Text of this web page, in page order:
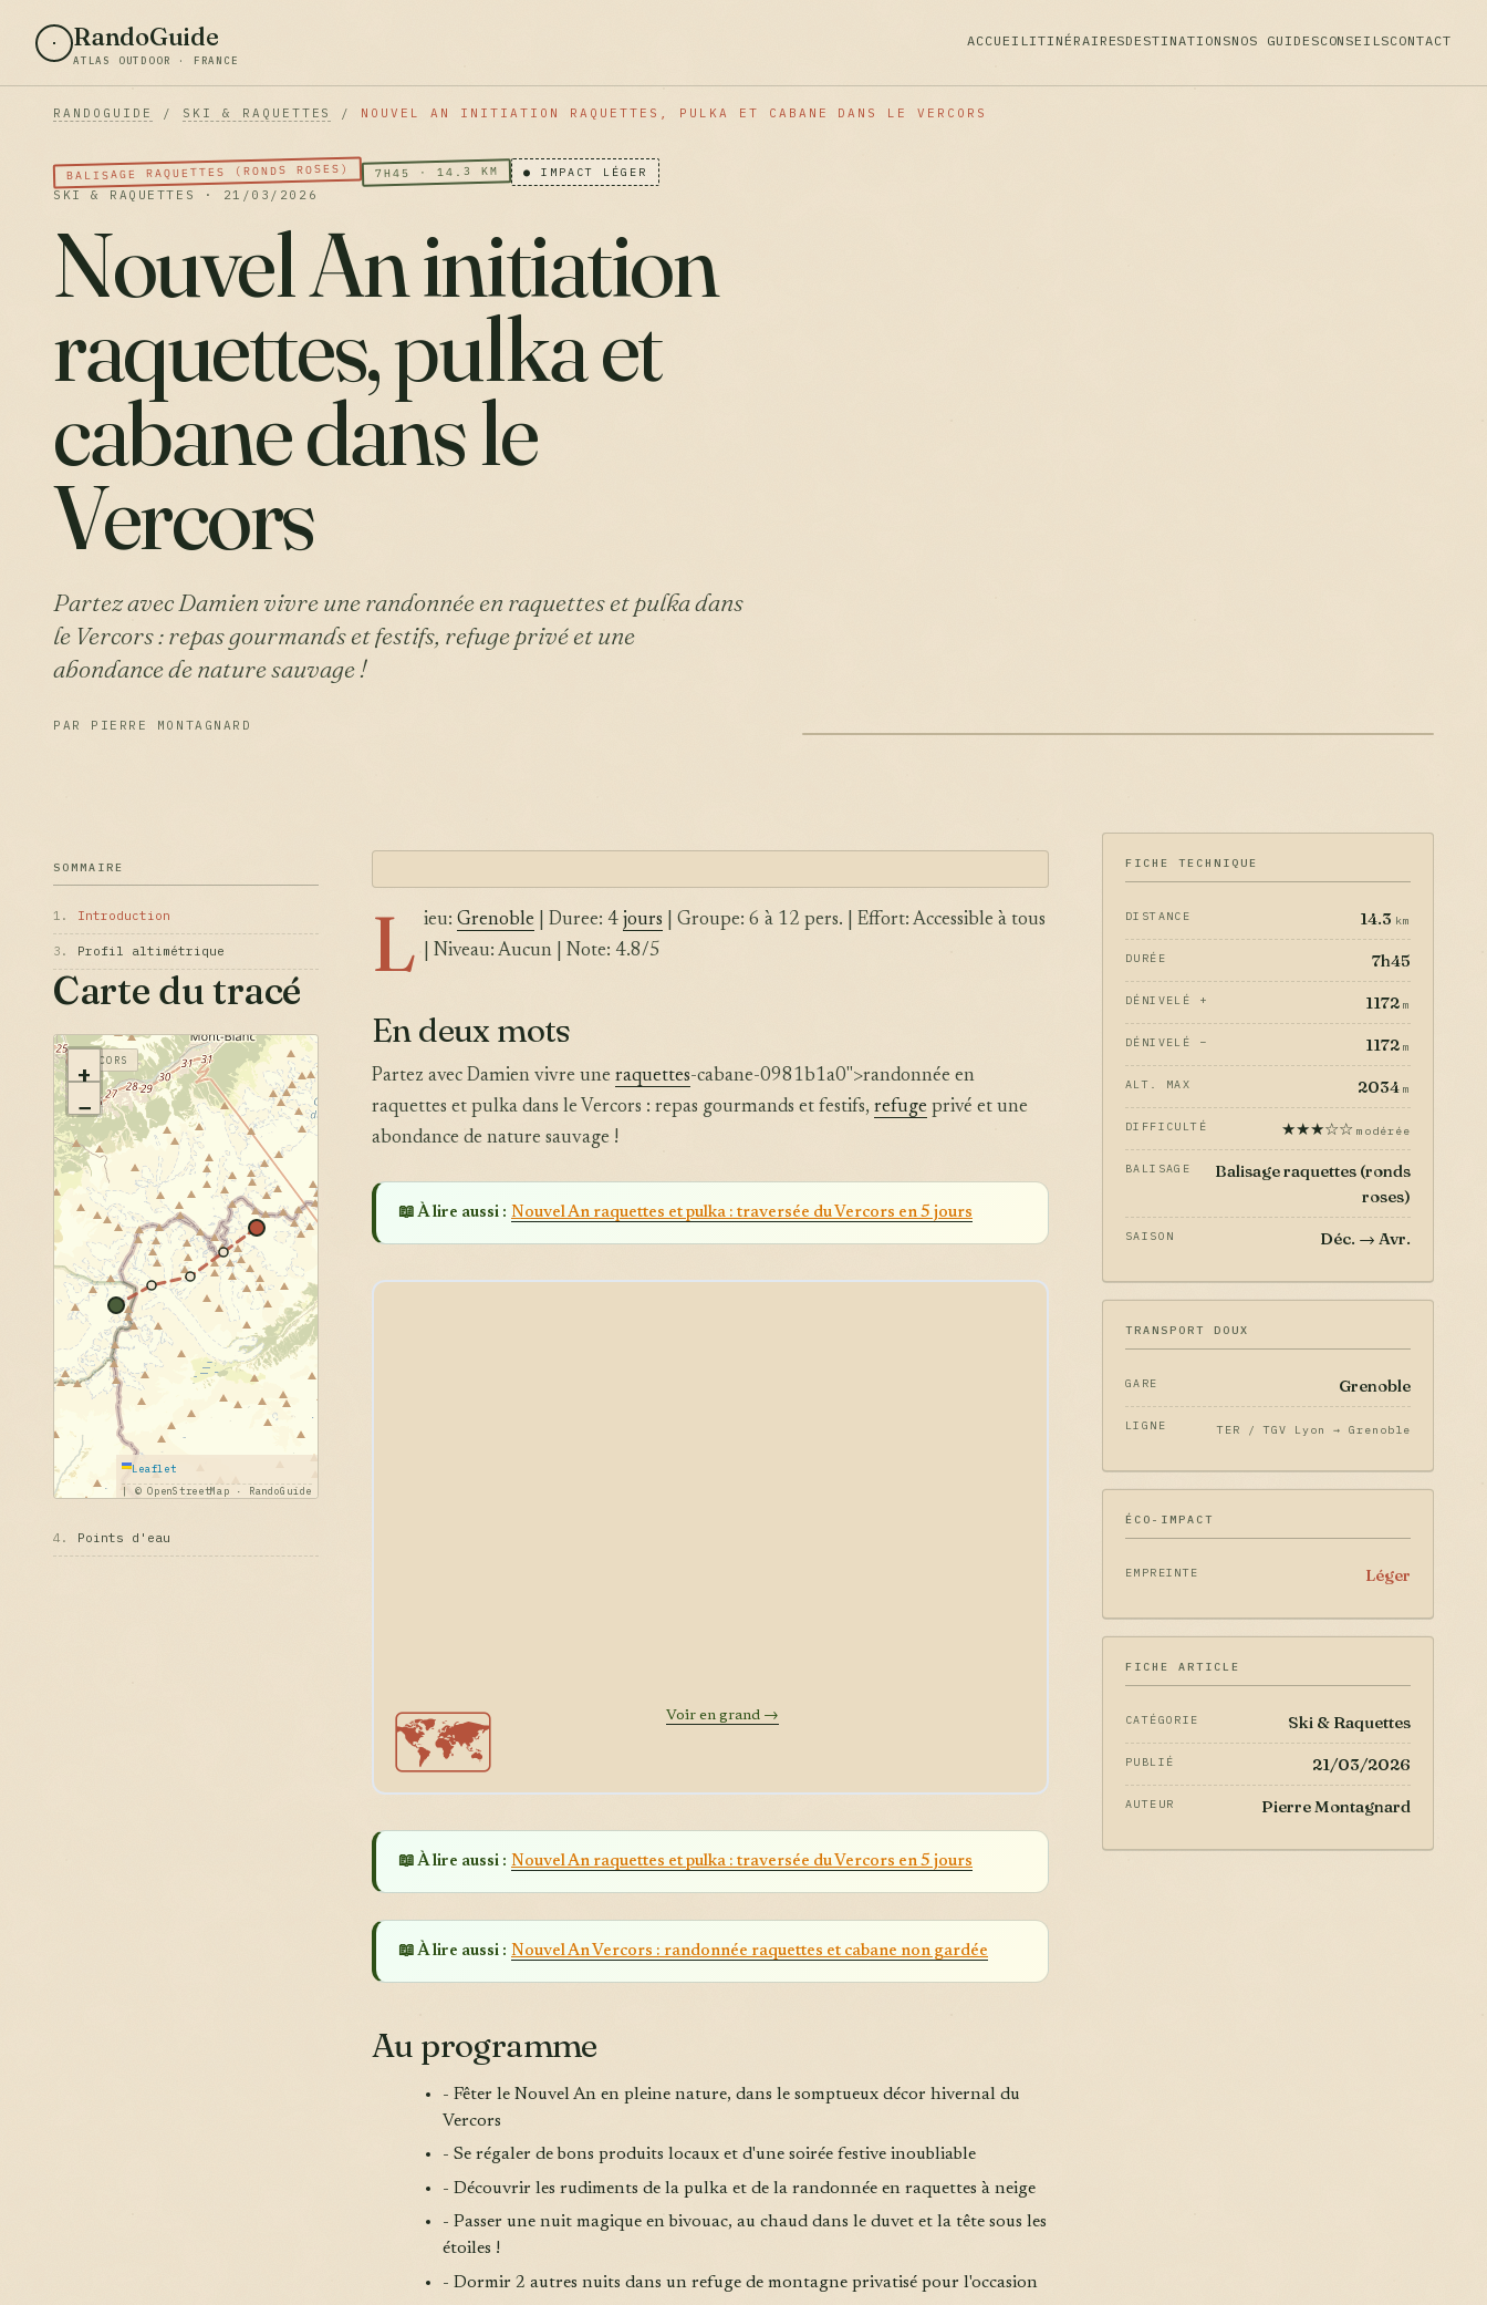
RandoGuide
ATLAS OUTDOOR · FRANCE
ACCUEILITINÉRAIRESDESTINATIONSNOS GUIDESCONSEILSCONTACT
RANDOGUIDE / SKI & RAQUETTES / NOUVEL AN INITIATION RAQUETTES, PULKA ET CABANE DANS LE VERCORS
BALISAGE RAQUETTES (RONDS ROSES) 7H45 · 14.3 KM ● IMPACT LÉGER
SKI & RAQUETTES · 21/03/2026
Nouvel An initiation
raquettes, pulka et
cabane dans le
Vercors
Partez avec Damien vivre une randonnée en raquettes et pulka dans
le Vercors : repas gourmands et festifs, refuge privé et une
abondance de nature sauvage !
PAR PIERRE MONTAGNARD
SOMMAIRE
1. Introduction
3. Profil altimétrique
Carte du tracé
+
−
Leaflet
|
© OpenStreetMap · RandoGuide
VERCORS
4. Points d'eau
L ieu: Grenoble | Duree: 4 jours | Groupe: 6 à 12 pers. | Effort: Accessible à tous
| Niveau: Aucun | Note: 4.8/5
En deux mots
Partez avec Damien vivre une raquettes-cabane-0981b1a0">randonnée en
raquettes et pulka dans le Vercors : repas gourmands et festifs, refuge privé et une
abondance de nature sauvage !
📖 À lire aussi : Nouvel An raquettes et pulka : traversée du Vercors en 5 jours
🗺️ Voir en grand →
📖 À lire aussi : Nouvel An raquettes et pulka : traversée du Vercors en 5 jours
📖 À lire aussi : Nouvel An Vercors : randonnée raquettes et cabane non gardée
Au programme
- Fêter le Nouvel An en pleine nature, dans le somptueux décor hivernal du
Vercors
- Se régaler de bons produits locaux et d'une soirée festive inoubliable
- Découvrir les rudiments de la pulka et de la randonnée en raquettes à neige
- Passer une nuit magique en bivouac, au chaud dans le duvet et la tête sous les
étoiles !
- Dormir 2 autres nuits dans un refuge de montagne privatisé pour l'occasion
FICHE TECHNIQUE
DISTANCE 14.3 km
DURÉE 7h45
DÉNIVELÉ + 1172 m
DÉNIVELÉ − 1172 m
ALT. MAX 2034 m
DIFFICULTÉ ★★★☆☆ modérée
BALISAGE
Balisage raquettes (ronds
roses)
SAISON Déc. → Avr.
TRANSPORT DOUX
GARE Grenoble
LIGNE TER / TGV Lyon → Grenoble
ÉCO-IMPACT
EMPREINTE Léger
FICHE ARTICLE
CATÉGORIE Ski & Raquettes
PUBLIÉ 21/03/2026
AUTEUR Pierre Montagnard